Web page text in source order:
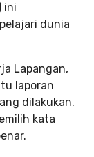
ini
dunia
Lapangan,
laporan
dilakukan.
kata